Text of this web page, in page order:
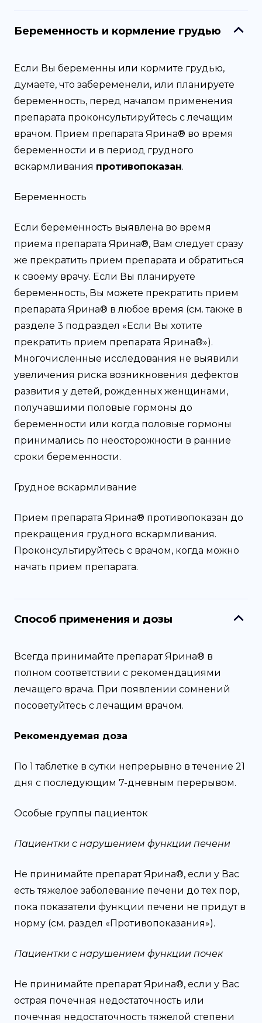
Беременность и кормление грудью
Если Вы беременны или кормите грудью,
думаете, что забеременели, или планируете
беременность, перед началом применения
препарата проконсультируйтесь с лечащим
врачом. Прием препарата Ярина® во время
беременности и в период грудного
вскармливания противопоказан.
Беременность
Если беременность выявлена во время
приема препарата Ярина®, Вам следует сразу
же прекратить прием препарата и обратиться
к своему врачу. Если Вы планируете
беременность, Вы можете прекратить прием
препарата Ярина® в любое время (см. также в
разделе 3 подраздел «Если Вы хотите
прекратить прием препарата Ярина®»).
Многочисленные исследования не выявили
увеличения риска возникновения дефектов
развития у детей, рожденных женщинами,
получавшими половые гормоны до
беременности или когда половые гормоны
принимались по неосторожности в ранние
сроки беременности.
Грудное вскармливание
Прием препарата Ярина® противопоказан до
прекращения грудного вскармливания.
Проконсультируйтесь с врачом, когда можно
начать прием препарата.
Способ применения и дозы
Всегда принимайте препарат Ярина® в
полном соответствии с рекомендациями
лечащего врача. При появлении сомнений
посоветуйтесь с лечащим врачом.
Рекомендуемая доза
По 1 таблетке в сутки непрерывно в течение 21
дня с последующим 7-дневным перерывом.
Особые группы пациенток
Пациентки с нарушением функции печени
Не принимайте препарат Ярина®, если у Вас
есть тяжелое заболевание печени до тех пор,
пока показатели функции печени не придут в
норму (см. раздел «Противопоказания»).
Пациентки с нарушением функции почек
Не принимайте препарат Ярина®, если у Вас
острая почечная недостаточность или
почечная недостаточность тяжелой степени